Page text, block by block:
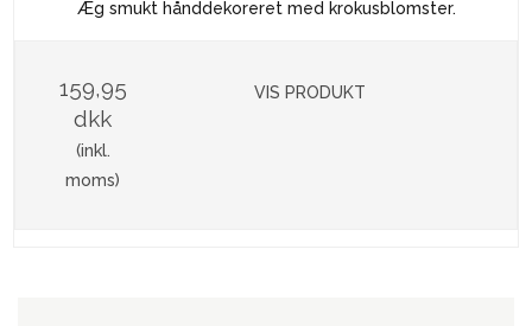
Æg smukt hånddekoreret med krokusblomster.
159,95
dkk
(inkl.
moms)
VIS PRODUKT